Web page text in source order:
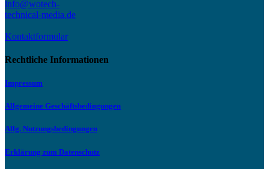
info@wotech-
technical-media.de
Kontaktformular
Rechtliche Informationen
Impressum
Allgemeine Geschäftsbedingungen
Allg. Nutzungsbedingungen
Erklärung zum Datenschutz